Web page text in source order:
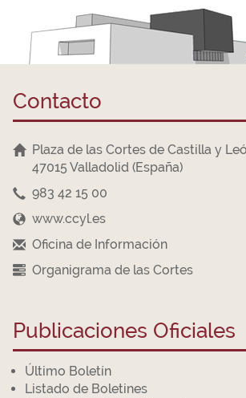
Contacto
Plaza de las Cortes de Castilla y
47015 Valladolid (España)
983 42 15 00
www.ccyl.es
Oficina de Información
Organigrama de las Cortes
Publicaciones Oficiales
Último Boletín
Listado de Boletines